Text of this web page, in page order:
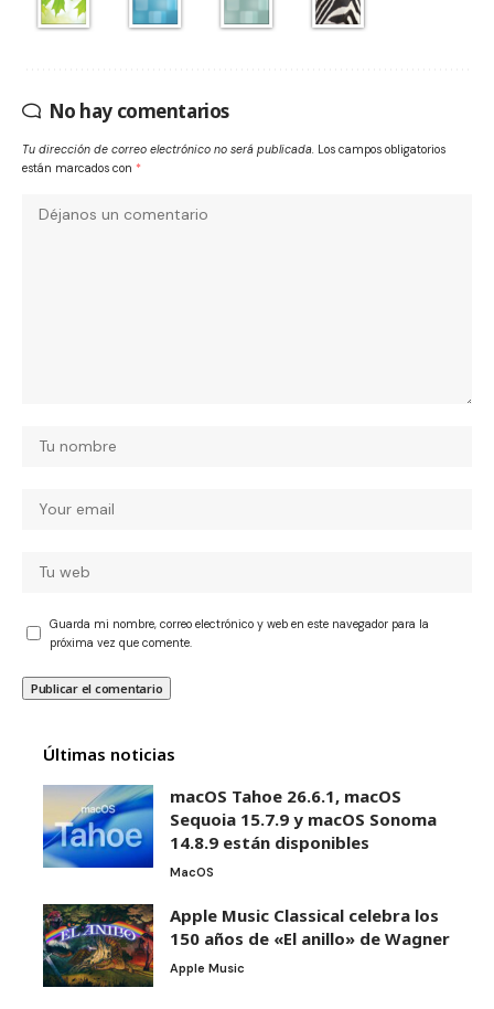
No hay comentarios
Tu dirección de correo electrónico no será publicada. Los campos obligatorios
están marcados con *
Guarda mi nombre, correo electrónico y web en este navegador para la
próxima vez que comente.
Últimas noticias
macOS Tahoe 26.6.1, macOS
Sequoia 15.7.9 y macOS Sonoma
14.8.9 están disponibles
MacOS
Apple Music Classical celebra los
150 años de «El anillo» de Wagner
Apple Music